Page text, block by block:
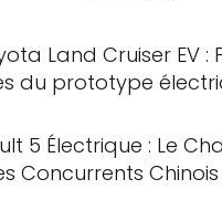
Land Cruiser EV :
du prototype
5 Électrique : Le
Concurrents